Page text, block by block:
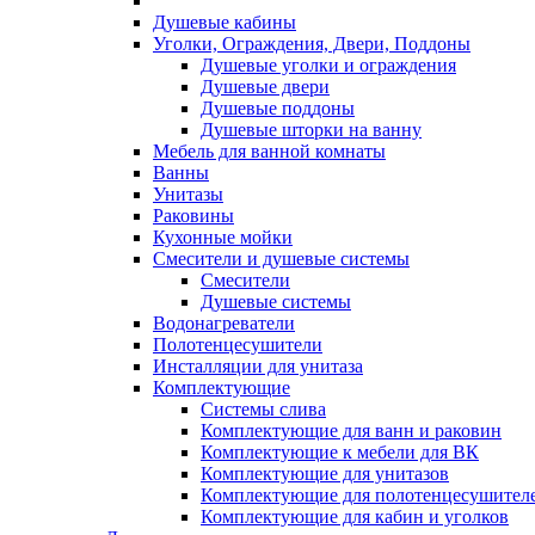
Душевые кабины
Уголки, Ограждения, Двери, Поддоны
Душевые уголки и ограждения
Душевые двери
Душевые поддоны
Душевые шторки на ванну
Мебель для ванной комнаты
Ванны
Унитазы
Раковины
Кухонные мойки
Смесители и душевые системы
Смесители
Душевые системы
Водонагреватели
Полотенцесушители
Инсталляции для унитаза
Комплектующие
Системы слива
Комплектующие для ванн и раковин
Комплектующие к мебели для ВК
Комплектующие для унитазов
Комплектующие для
Комплектующие для кабин и уголков